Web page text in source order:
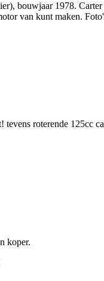
bouwjaar 1978.
van kunt maken.
roterende 125cc
koper.